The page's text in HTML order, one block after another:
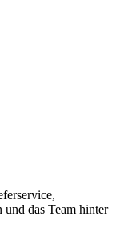
das Team hinter